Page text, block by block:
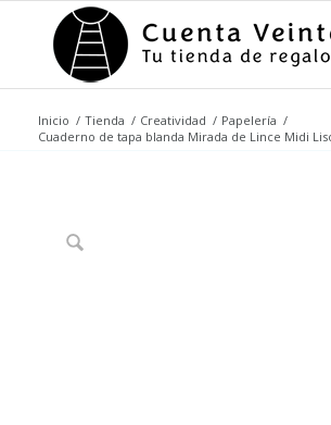
Inicio / Tienda / Creatividad / Papelería /
Cuaderno de tapa blanda Mirada de Lince Midi